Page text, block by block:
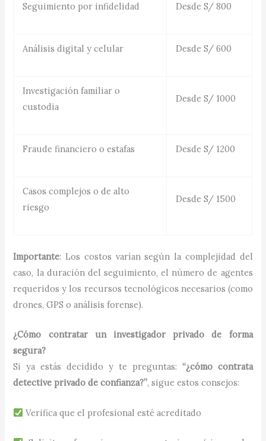
Seguimiento por infidelidad Desde S/ 800
Análisis digital y celular Desde S/ 600
Investigación familiar o
custodia
Desde S/ 1000
Fraude financiero o estafas Desde S/ 1200
Casos complejos o de alto
riesgo
Desde S/ 1500
Importante: Los costos varían según la complejidad del
caso, la duración del seguimiento, el número de agentes
requeridos y los recursos tecnológicos necesarios (como
drones, GPS o análisis forense).
¿Cómo contratar un investigador privado de forma
segura?
Si ya estás decidido y te preguntas: “¿cómo contrata
detective privado de confianza?”, sigue estos consejos:
Verifica que el profesional esté acreditado